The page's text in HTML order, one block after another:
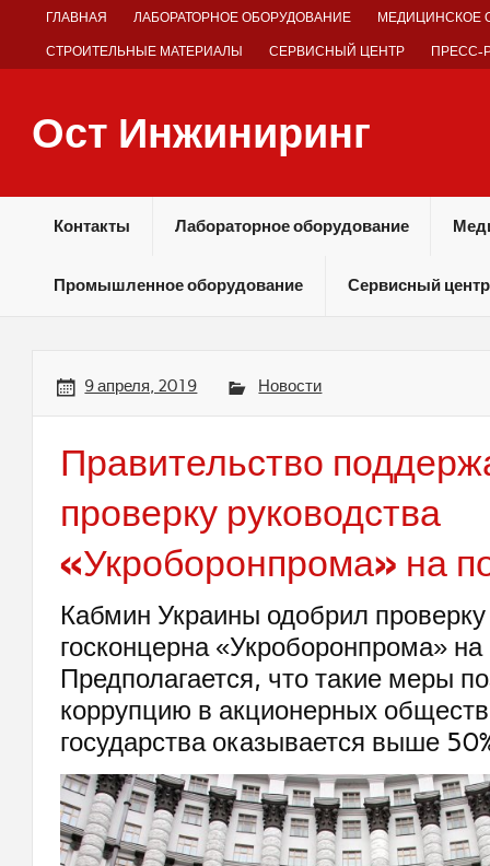
ГЛАВНАЯ ЛАБОРАТОРНОЕ ОБОРУДОВАНИЕ МЕДИЦИНСКОЕ
СТРОИТЕЛЬНЫЕ МАТЕРИАЛЫ СЕРВИСНЫЙ ЦЕНТР ПРЕСС-
Ост Инжиниринг
Контакты Лабораторное оборудование
Промышленное оборудование Сервисный центр
9 апреля, 2019 Новости
Правительство
проверку руководства
«Укроборонпрома» на
Кабмин Украины одобрил проверку
госконцерна «Укроборонпрома»
Предполагается, что такие меры
коррупцию в акционерных
государства оказывается выше